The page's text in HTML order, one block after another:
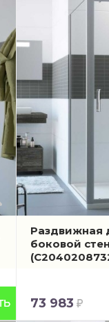
Раздвижная
боковой
73 983